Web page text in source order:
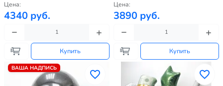
Цена:
4340 руб.
Купить
Цена:
3890 руб.
Купить
ВАША НАДПИСЬ